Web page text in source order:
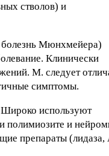
стволов) и
Мюнхмейера)
Клинически
М. следует
симптомы.
используют
полимиозите и
препараты